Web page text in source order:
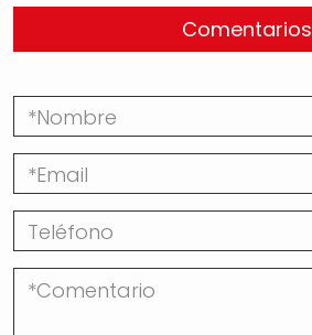
Comentarios